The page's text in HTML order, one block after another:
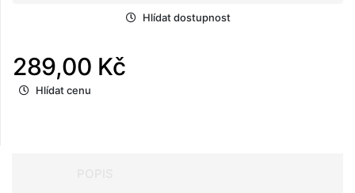
Hlídat dostupnost
289,00 Kč
Hlídat cenu